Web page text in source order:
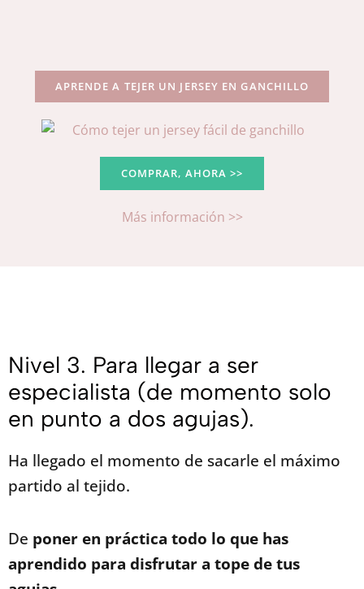
APRENDE A TEJER UN JERSEY EN GANCHILLO
COMPRAR, AHORA >>
Más información >>
Nivel 3. Para llegar a ser
especialista (de momento solo
en punto a dos agujas).
Ha llegado el momento de sacarle el máximo
partido al tejido.
De poner en práctica todo lo que has
aprendido para disfrutar a tope de tus